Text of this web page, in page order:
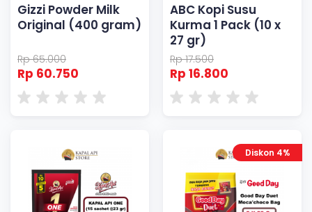
Gizzi Powder Milk
Original (400 gram)
Rp 65.000
Rp 60.750
ABC Kopi Susu
Kurma 1 Pack (10 x
27 gr)
Rp 17.500
Rp 16.800
Diskon 4%